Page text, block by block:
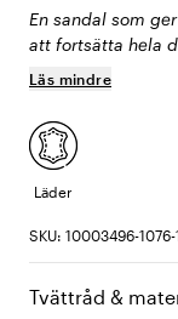
En sandal som
att fortsätta hela
Läs mindre
Läder
SKU: 10003496-
Tvättråd &